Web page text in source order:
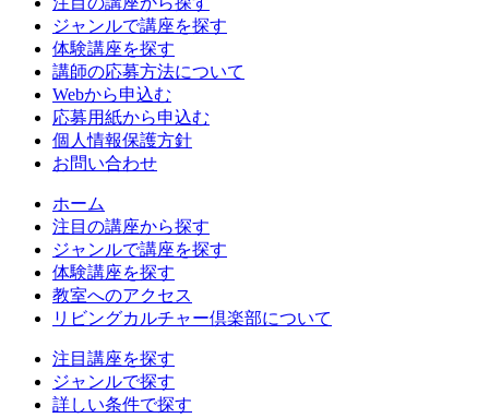
ジャンルで講座を探す
体験講座を探す
講師の応募方法について
Webから申込む
応募用紙から申込む
個人情報保護方針
お問い合わせ
ホーム
注目の講座から探す
ジャンルで講座を探す
体験講座を探す
教室へのアクセス
リビングカルチャー倶楽部について
注目講座を探す
ジャンルで探す
詳しい条件で探す